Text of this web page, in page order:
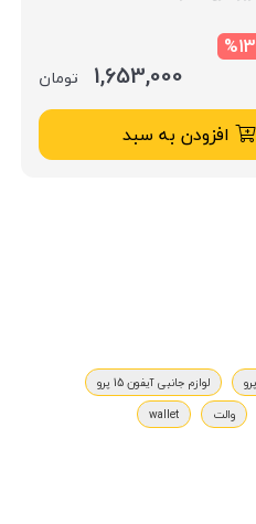
%13
1,653,000 تومان
افزودن به سبد
لوازم جانبی آیفون 15 پرو
والت
wallet